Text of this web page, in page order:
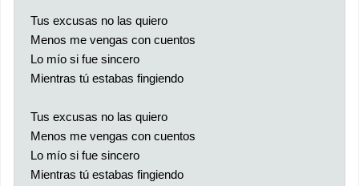
Tus excusas no las quiero
Menos me vengas con cuentos
Lo mío si fue sincero
Mientras tú estabas fingiendo
Tus excusas no las quiero
Menos me vengas con cuentos
Lo mío si fue sincero
Mientras tú estabas fingiendo